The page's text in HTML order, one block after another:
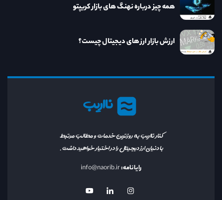
نااریب
کنار نااریب به روزترین خدمات و مطالب مرتبط
با دنیای ارز دیجیتال را در اختیار خواهید داشت.
رایانامه:info@naorib.ir
همه چیز درباره نهنگ های بازار کریپتو
ارزش بازار ارز های دیجیتال چیست؟